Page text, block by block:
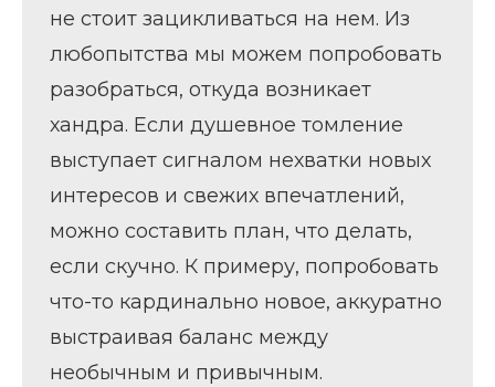
не стоит зацикливаться на нем. Из
любопытства мы можем попробовать
разобраться, откуда возникает
хандра. Если душевное томление
выступает сигналом нехватки новых
интересов и свежих впечатлений,
можно составить план, что делать,
если скучно. К примеру, попробовать
что-то кардинально новое, аккуратно
выстраивая баланс между
необычным и привычным.